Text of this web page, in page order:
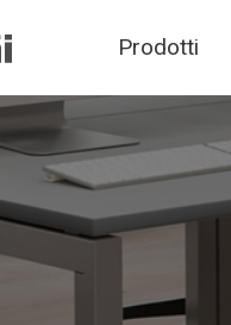
Prodotti